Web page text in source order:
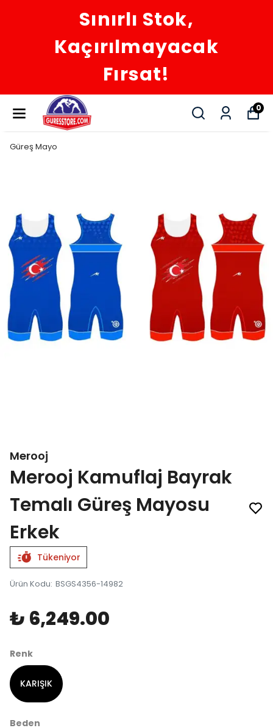
Sınırlı Stok,
Kaçırılmayacak
Fırsat!
0
Güreş Mayo
Merooj
Merooj Kamuflaj Bayrak
Temalı Güreş Mayosu
Erkek
Tükeniyor
Ürün Kodu: BSGS4356-14982
₺ 6,249.00
Renk
KARIŞIK
Beden